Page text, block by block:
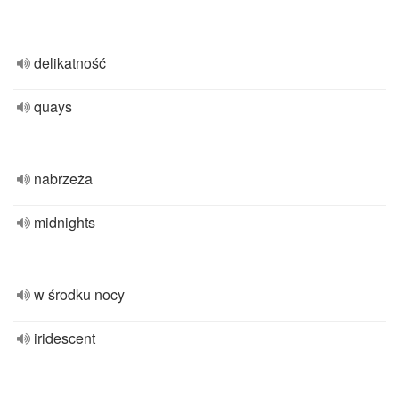
delikatność
quays
nabrzeża
midnights
w środku nocy
iridescent